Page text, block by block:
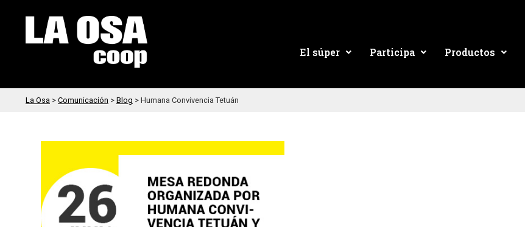
El súper Participa Productos
La Osa > Comunicación > Blog > Humana Convivencia Tetuán